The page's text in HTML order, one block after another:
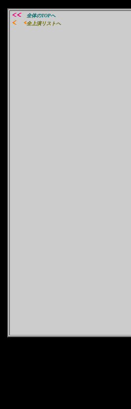
全体のTOPへ
全上演リストへ